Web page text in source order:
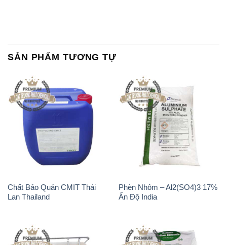
SẢN PHẨM TƯƠNG TỰ
Chất Bảo Quản CMIT Thái
Lan Thailand
Phèn Nhôm – Al2(SO4)3 17%
Ấn Độ India